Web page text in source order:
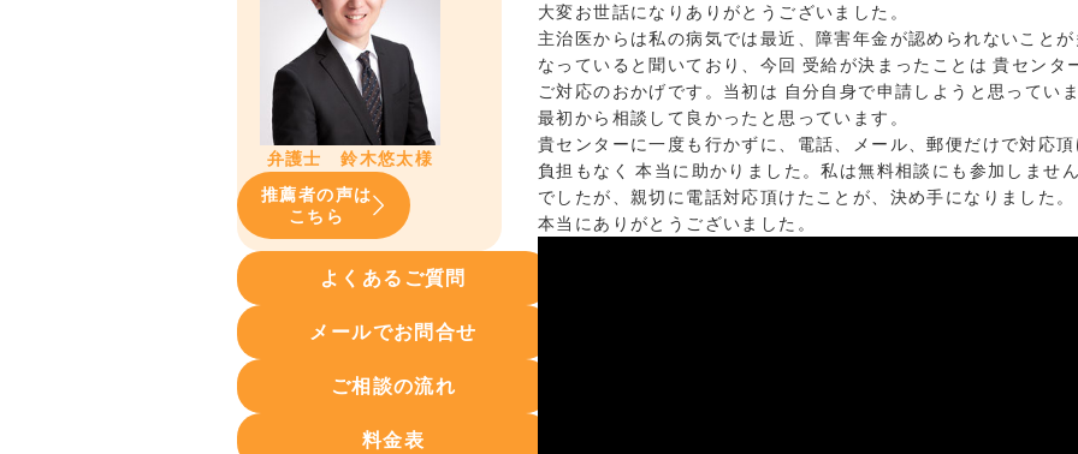
大変お世話になりありがとうございました。
主治医からは私の病気では最近、障害年金が認められないこと
なっていると聞いており、今回 受給が決まったことは 貴センタ
ご対応のおかげです。当初は 自分自身で申請しようと思ってい
最初から相談して良かったと思っています。
貴センターに一度も行かずに、電話、メール、郵便だけで対応
負担もなく 本当に助かりました。私は無料相談にも参加しませ
でしたが、親切に電話対応頂けたことが、決め手になりました。
本当にありがとうございました。
弁護士 鈴木悠太様
推薦者の声は
こちら
よくあるご質問
メールでお問合せ
ご相談の流れ
料金表